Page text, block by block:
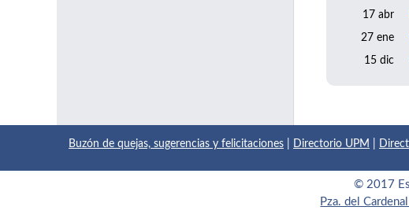
17 abr
27 ene
15 dic
Buzón de quejas, sugerencias y felicitaciones Directorio UPM
© 2017
Pza. del